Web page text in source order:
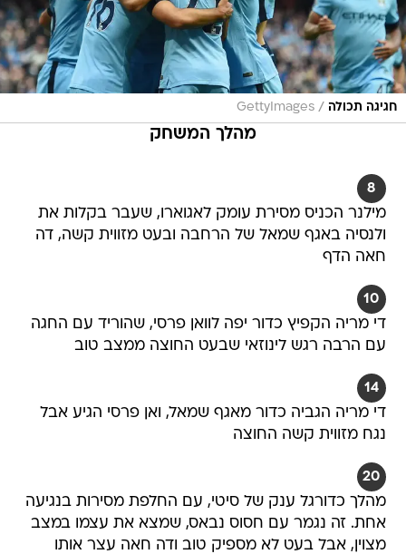
חגיגה תכולה /
GettyImages
מהלך המשחק
8
מילנר הכניס מסירת עומק לאגוארו, שעבר בקלות את
ולנסיה באגף שמאל של הרחבה ובעט מזווית קשה, דה
חאה הדף
10
די מריה הקפיץ כדור יפה לוואן פרסי, שהוריד עם החגה
עם הרבה רגש לינוזאי שבעט החוצה ממצב טוב
14
די מריה הגביה כדור מאגף שמאל, ואן פרסי הגיע אבל
נגח מזווית קשה החוצה
20
מהלך כדורגל ענק של סיטי, עם החלפת מסירות בנגיעה
אחת. זה נגמר עם חסוס נבאס, שמצא את עצמו במצב
מצוין, אבל בעט לא מספיק טוב ודה חאה עצר אותו